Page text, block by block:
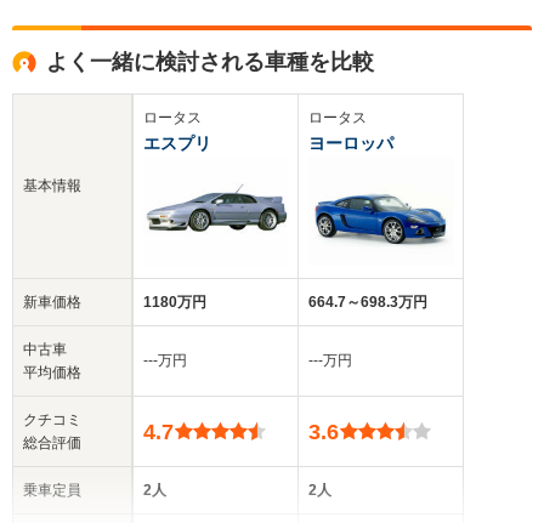
よく一緒に検討される車種を比較
基本情報
新車価格
中古車
平均価格
クチコミ
総合評価
乗車定員
ロータス
エスプリ
1180万円
‐‐‐万円
4.7
2人
ロータス
ヨーロッパ
664.7～698.3万円
‐‐‐万円
3.6
2人